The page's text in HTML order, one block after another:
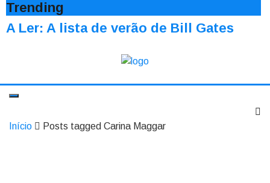
Trending
A Ler: A lista de verão de Bill Gates
Início Posts tagged Carina Maggar